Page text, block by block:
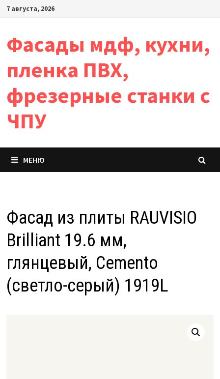
Перейти
7 августа, 2026
Фасады мдф, кухни,
пленка ПВХ,
фрезерные станки с
ЧПУ
МЕНЮ
Фасад из плиты RAUVISIO
Brilliant 19.6 мм,
глянцевый, Cemento
(светло-серый) 1919L